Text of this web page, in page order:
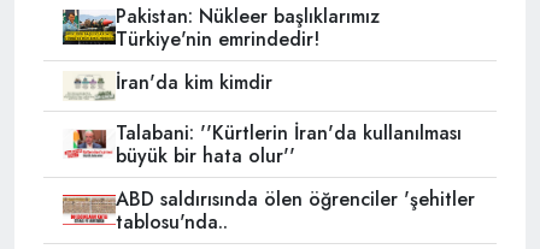
Pakistan: Nükleer başlıklarımız
Türkiye'nin emrindedir!
İran'da kim kimdir
Talabani: ''Kürtlerin İran'da kullanılması
büyük bir hata olur''
ABD saldırısında ölen öğrenciler 'şehitler
tablosu'nda..